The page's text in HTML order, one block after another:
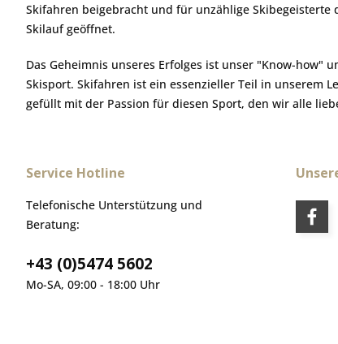
Skifahren beigebracht und für unzählige Skibegeisterte
Skilauf geöffnet.
Das Geheimnis unseres Erfolges ist unser "Know-how"
Skisport. Skifahren ist ein essenzieller Teil in unserem
gefüllt mit der Passion für diesen Sport, den wir alle
Service Hotline
Telefonische Unterstützung und
Beratung:
+43 (0)5474 5602
Mo-SA, 09:00 - 18:00 Uhr